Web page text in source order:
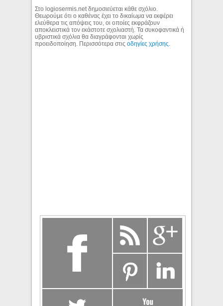
Στο logiosermis.net δημοσιεύεται κάθε σχόλιο.
Θεωρούμε ότι ο καθένας έχει το δικαίωμα να εκφέρει
ελεύθερα τις απόψεις του, οι οποίες εκφράζουν
αποκλειστικά τον εκάστοτε σχολιαστή. Τα συκοφαντικά ή
υβριστικά σχόλια θα διαγράφονται χωρίς
προειδοποίηση. Περισσότερα στιςοδηγίες χρήσης